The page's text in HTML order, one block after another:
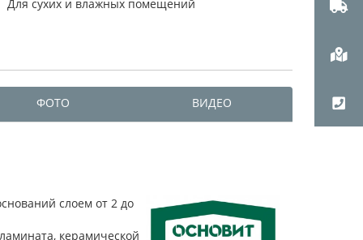
Для сухих и влажных помещений
ФОТО ВИДЕО
слоем от 2 до
керамической